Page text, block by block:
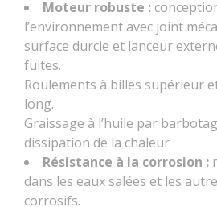
Moteur robuste :
l’environnement avec joint
surface durcie et lanceur
fuites.
Roulements à billes supérieur
long.
Graissage à l’huile par
dissipation de la chaleur
Résistance à la corrosion :
dans les eaux salées et les
corrosifs.